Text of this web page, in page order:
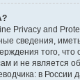
Privacy and
сведения,
того,
и не является
в России